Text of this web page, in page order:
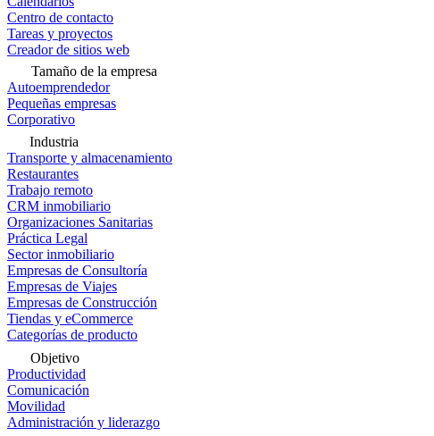
Centro de contacto
Tareas y proyectos
Creador de sitios web
Tamaño de la empresa
Autoemprendedor
Pequeñas empresas
Corporativo
Industria
Transporte y almacenamiento
Restaurantes
Trabajo remoto
CRM inmobiliario
Organizaciones Sanitarias
Práctica Legal
Sector inmobiliario
Empresas de Consultoría
Empresas de Viajes
Empresas de Construcción
Tiendas y eCommerce
Categorías de producto
Objetivo
Productividad
Comunicación
Movilidad
Administración y liderazgo